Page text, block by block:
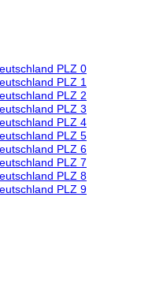
PLZ 0
PLZ 1
PLZ 2
PLZ 3
PLZ 4
PLZ 5
PLZ 6
PLZ 7
PLZ 8
PLZ 9